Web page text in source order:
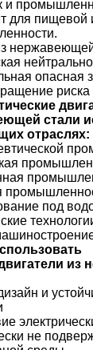
и
для пищевой
опасная
риска
стали
отраслях:
под
из
и
не